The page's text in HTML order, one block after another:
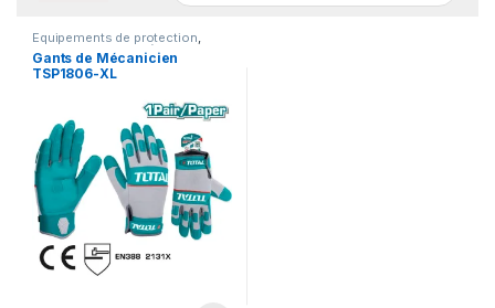
Equipements de protection,
Outillage Outillage à main
Gants de Mécanicien
TSP1806-XL